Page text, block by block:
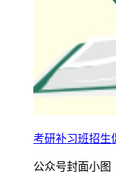
考研补习班招生
公众号封面小图